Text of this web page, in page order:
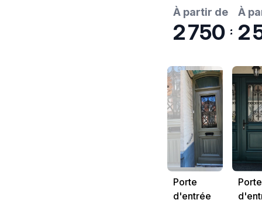
MEXICO
À partir de
2 750 €
À
2
Porte
d'entrée
Porte